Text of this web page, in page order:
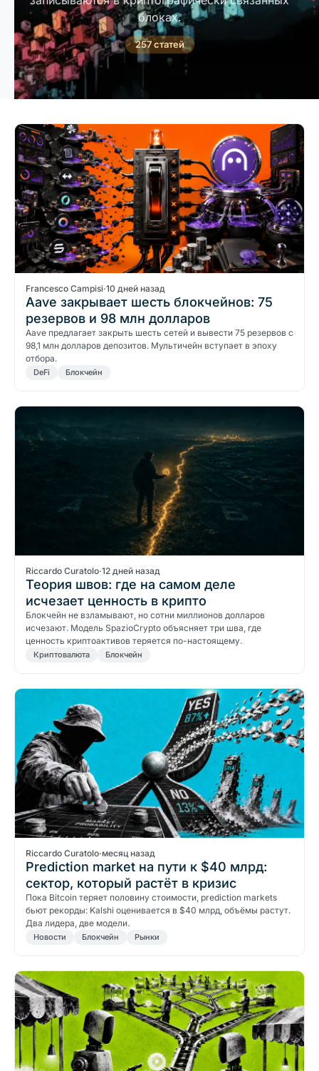
блоках.
257 статей
Francesco Campisi·10 дней назад
Aave закрывает шесть блокчейнов: 75
резервов и 98 млн долларов
Aave предлагает закрыть шесть сетей и вывести 75 резервов с
98,1 млн долларов депозитов. Мультичейн вступает в эпоху
отбора.
DeFi Блокчейн
Riccardo Curatolo·12 дней назад
Теория швов: где на самом деле
исчезает ценность в крипто
Блокчейн не взламывают, но сотни миллионов долларов
исчезают. Модель SpazioCrypto объясняет три шва, где
ценность криптоактивов теряется по-настоящему.
Криптовалюта Блокчейн
Riccardo Curatolo·месяц назад
Prediction market на пути к $40 млрд:
сектор, который растёт в кризис
Пока Bitcoin теряет половину стоимости, prediction markets
бьют рекорды: Kalshi оценивается в $40 млрд, объёмы растут.
Два лидера, две модели.
Новости Блокчейн Рынки